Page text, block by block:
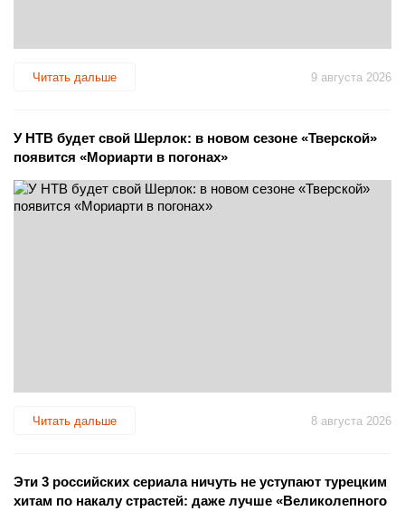
Читать дальше 9 августа 2026
У НТВ будет свой Шерлок: в новом сезоне «Тверской»
появится «Мориарти в погонах»
Читать дальше 8 августа 2026
Эти 3 российских сериала ничуть не уступают турецким
хитам по накалу страстей: даже лучше «Великолепного